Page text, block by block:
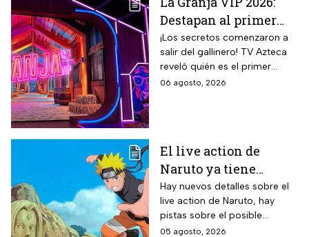
Destapan al primer
participante del
reality más viral de la
televisión mexicana
¡Los secretos comenzaron a
salir del gallinero! TV Azteca
reveló quién es el primer
granjero confirmado para la
06 agosto, 2026
El live action de
Naruto ya tiene
director y así avanza
el casting de la
película
Hay nuevos detalles sobre el
live action de Naruto, hay
pistas sobre el posible
enfoque de la historia y
05 agosto, 2026